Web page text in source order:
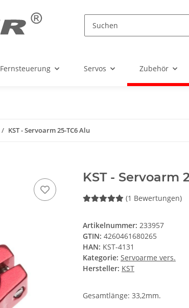
Fernsteuerung Servos Zubehör
KST - Servoarm 25-TC6 Alu
KST - Servoarm
(1 Bewertungen)
Artikelnummer: 233957
GTIN: 4260461680265
HAN: KST-4131
Kategorie: Servoarme vers.
Hersteller: KST
Gesamtlänge: 33,2mm.